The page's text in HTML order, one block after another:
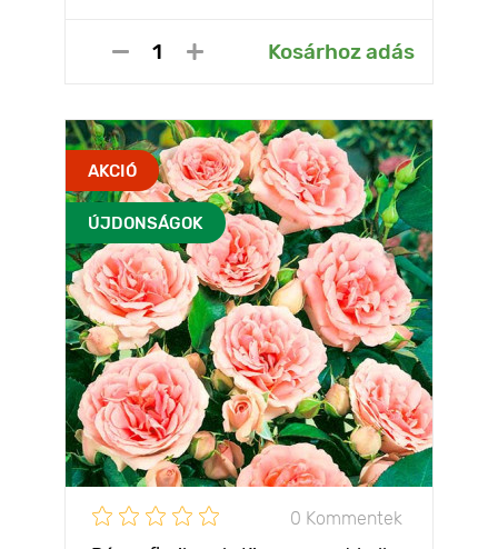
Kosárhoz adás
AKCIÓ
ÚJDONSÁGOK
0 Kommentek